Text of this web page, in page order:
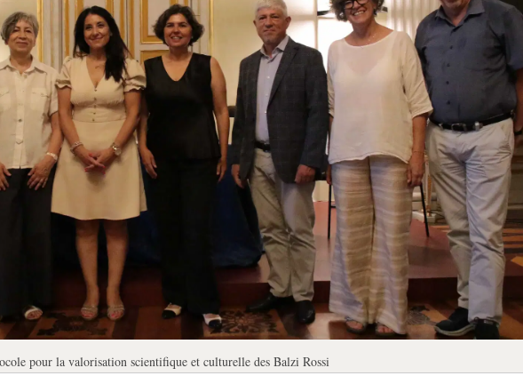
pour la valorisation scientifique et culturelle des Balzi Rossi